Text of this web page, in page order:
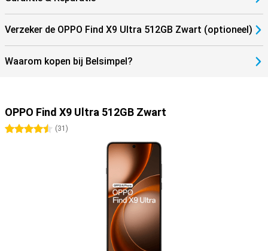
Verzeker de OPPO Find X9 Ultra 512GB Zwart (optioneel)
Waarom kopen bij Belsimpel?
OPPO Find X9 Ultra 512GB Zwart
4.5 sterren
(31 )